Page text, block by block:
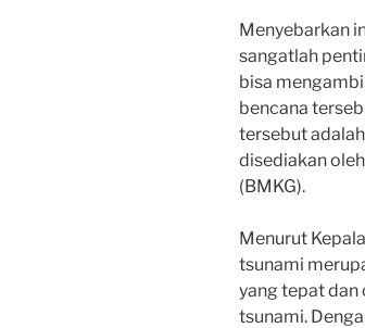
Menyebarkan
sangatlah
bisa
bencana
tersebut
disediakan
(BMKG).
Menurut
tsunami
yang tepat dan
tsunami.